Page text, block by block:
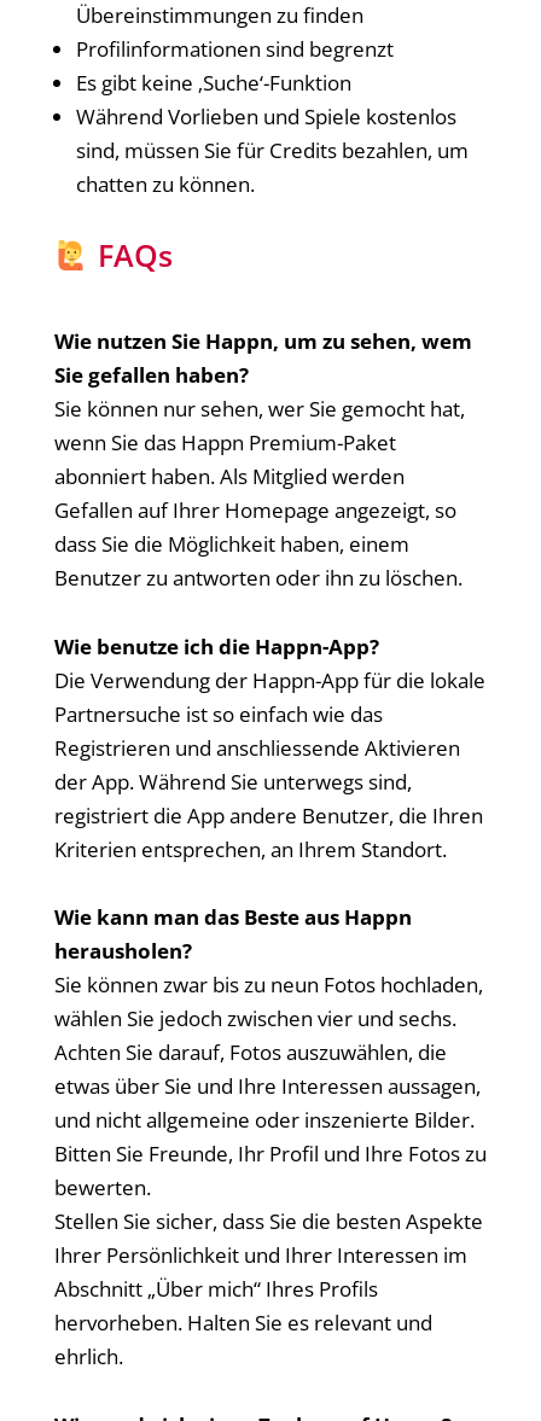
Übereinstimmungen zu finden
Profilinformationen sind begrenzt
Es gibt keine ‚Suche‘-Funktion
Während Vorlieben und Spiele kostenlos
sind, müssen Sie für Credits bezahlen, um
chatten zu können.
FAQs
Wie nutzen Sie Happn, um zu sehen, wem
Sie gefallen haben?
Sie können nur sehen, wer Sie gemocht hat,
wenn Sie das Happn Premium-Paket
abonniert haben. Als Mitglied werden
Gefallen auf Ihrer Homepage angezeigt, so
dass Sie die Möglichkeit haben, einem
Benutzer zu antworten oder ihn zu löschen.
Wie benutze ich die Happn-App?
Die Verwendung der Happn-App für die lokale
Partnersuche ist so einfach wie das
Registrieren und anschliessende Aktivieren
der App. Während Sie unterwegs sind,
registriert die App andere Benutzer, die Ihren
Kriterien entsprechen, an Ihrem Standort.
Wie kann man das Beste aus Happn
herausholen?
Sie können zwar bis zu neun Fotos hochladen,
wählen Sie jedoch zwischen vier und sechs.
Achten Sie darauf, Fotos auszuwählen, die
etwas über Sie und Ihre Interessen aussagen,
und nicht allgemeine oder inszenierte Bilder.
Bitten Sie Freunde, Ihr Profil und Ihre Fotos zu
bewerten.
Stellen Sie sicher, dass Sie die besten Aspekte
Ihrer Persönlichkeit und Ihrer Interessen im
Abschnitt „Über mich“ Ihres Profils
hervorheben. Halten Sie es relevant und
ehrlich.